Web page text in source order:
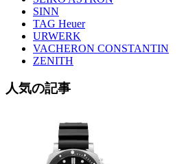
SINN
TAG Heuer
URWERK
VACHERON CONSTANTIN
ZENITH
人気の記事